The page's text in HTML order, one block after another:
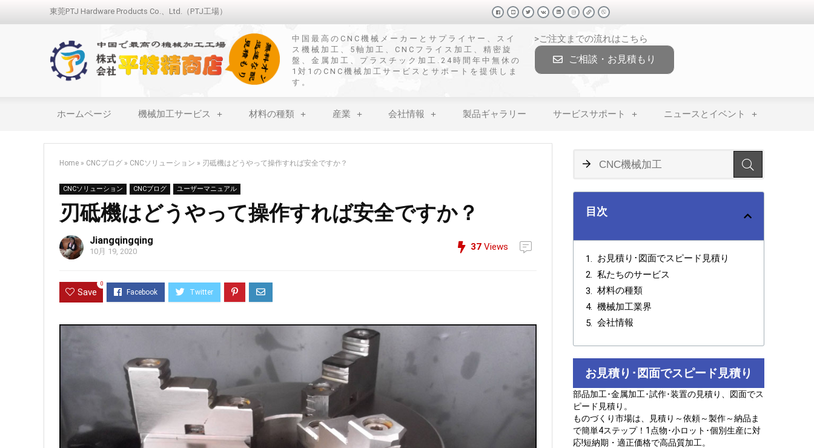
東莞PTJ Hardware Products Co.、Ltd.（PTJ工場）
中国最高のCNC機械メーカーとサプライヤー、スイ
ス機械加工、5軸加工、CNCフライス加工、精密旋
盤、金属加工、プラスチック加工.24時間年中無休の
1対1のCNC機械加工サービスとサポートを提供しま
す。
>ご注文までの流れはこちら
ご相談・お見積もり
ホームページ 機械加工サービス 材料の種類 産業 会社情報 製品ギャラリー サービスサポート ニュースとイベント
Home » CNCブログ » CNCソリューション » 刃砥機はどうやって操作すれば安全ですか？
CNCソリューション CNCブログ ユーザーマニュアル
刃砥機はどうやって操作すれば安全ですか？
Jiangqingqing
10月 19, 2020 37 Views
Save
0
目次
お見積り･図面でスピード見積り
私たちのサービス
材料の種類
機械加工業界
会社情報
お見積り･図面でスピード見積り
部品加工･金属加工･試作･装置の見積り、図面でス
ピード見積り。
ものづくり市場は、見積り～依頼～製作～納品ま
で簡単4ステップ！1点物･小ロット･個別生産に対
応!短納期・適正価格で高品質加工。